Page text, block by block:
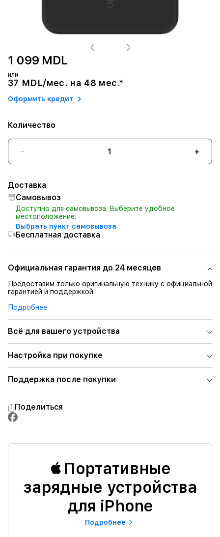
1 099 MDL
или
37 MDL/мес. на 48 мес.*
Оформить кредит
Количество
- +
Доставка
Самовывоз
Доступно для самовывоза. Выберите удобное
местоположение.
Выбрать пункт самовывоза
Бесплатная доставка
Официальная гарантия до 24 месяцев
Предоставим только оригинальную технику с официальной
гарантией и поддержкой.
Подробнее
Всё для вашего устройства
Настройка при покупке
Поддержка после покупки
Поделиться
Портативные
зарядные устройства
для iPhone
Подробнее